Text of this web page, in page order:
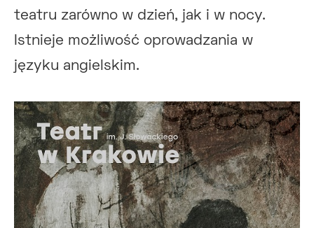
teatru zarówno w dzień, jak i w nocy.
Istnieje możliwość oprowadzania w
języku angielskim.